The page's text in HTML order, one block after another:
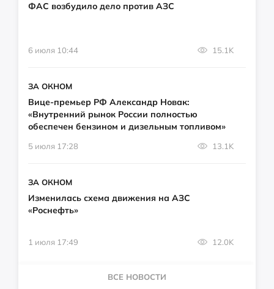
ФАС возбудило дело против АЗС
6 июля 10:44 15.1K
ЗА ОКНОМ
Вице-премьер РФ Александр Новак:
«Внутренний рынок России полностью
обеспечен бензином и дизельным топливом»
5 июля 17:28 13.1K
ЗА ОКНОМ
Изменилась схема движения на АЗС
«Роснефть»
1 июля 17:49 12.0K
ВСЕ НОВОСТИ